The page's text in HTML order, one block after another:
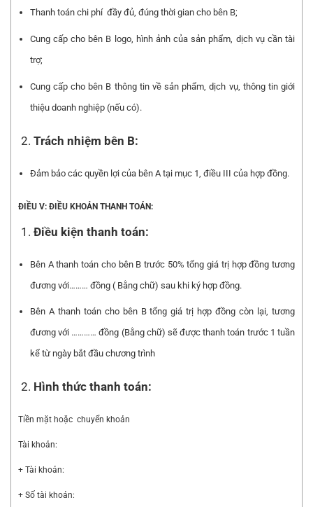
Thanh toán chi phí đầy đủ, đúng thời gian cho bên B;
Cung cấp cho bên B logo, hình ảnh của sản phẩm, dịch vụ cần tài
trợ;
Cung cấp cho bên B thông tin về sản phẩm, dịch vụ, thông tin giới
thiệu doanh nghiệp (nếu có).
Trách nhiệm bên B:
Đảm bảo các quyền lợi của bên A tại mục 1, điều III của hợp đồng.
ĐIỀU V: ĐIỀU KHOẢN THANH TOÁN:
Điều kiện thanh toán:
Bên A thanh toán cho bên B trước 50% tổng giá trị hợp đồng tương
đương với……… đồng ( Bằng chữ) sau khi ký hợp đồng.
Bên A thanh toán cho bên B tổng giá trị hợp đồng còn lại, tương
đương với ………… đồng (Bằng chữ) sẽ được thanh toán trước 1 tuần
kể từ ngày bắt đầu chương trình
Hình thức thanh toán:
Tiền mặt hoặc chuyển khoản
Tài khoản:
+ Tài khoản:
+ Số tài khoản: